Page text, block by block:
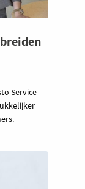
Service